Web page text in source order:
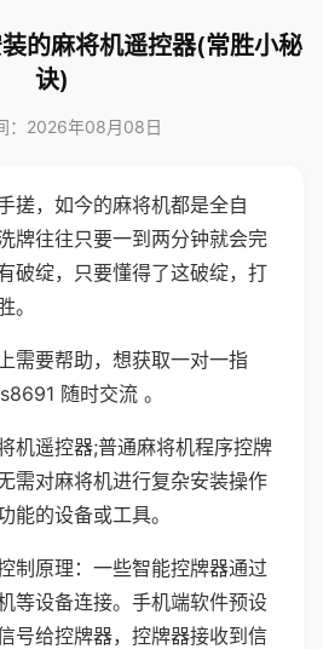
的麻将机遥控器(常胜小秘
诀)
：2026年08月08日
搓，如今的麻将机都是全自
牌往往只要一到两分钟就会完
破绽，只要懂得了这破绽，打
。
需要帮助，想获取一对一指
随时交流 。
机遥控器;普通麻将机程序控牌
需对麻将机进行复杂安装操作
能的设备或工具。
制原理：一些智能控牌器通过
等设备连接。手机端软件预设
号给控牌器，控牌器接收到信